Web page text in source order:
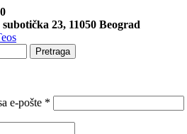
subotička 23, 11050 Beograd
Pretraga
e-pošte *